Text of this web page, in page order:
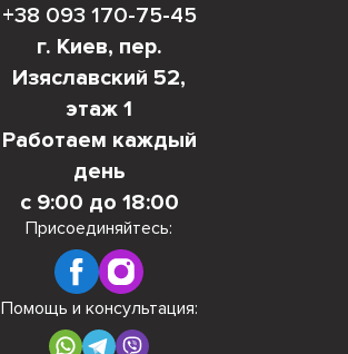
+38 093 170-75-45
г. Киев, пер.
Изяславский 52,
этаж 1
Работаем каждый
день
с 9:00 до 18:00
Присоединяйтесь:
Помощь и консультация: